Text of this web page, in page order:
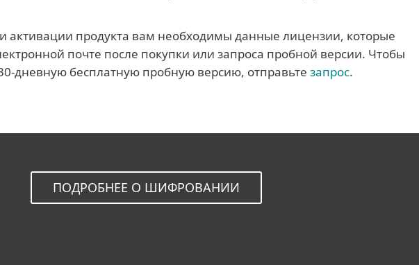
активации продукта вам необходимы данные лицензии, которые
почте после покупки или запроса пробной версии. Чтобы
дневную бесплатную пробную версию, отправьте запрос.
ПОДРОБНЕЕ О ШИФРОВАНИИ